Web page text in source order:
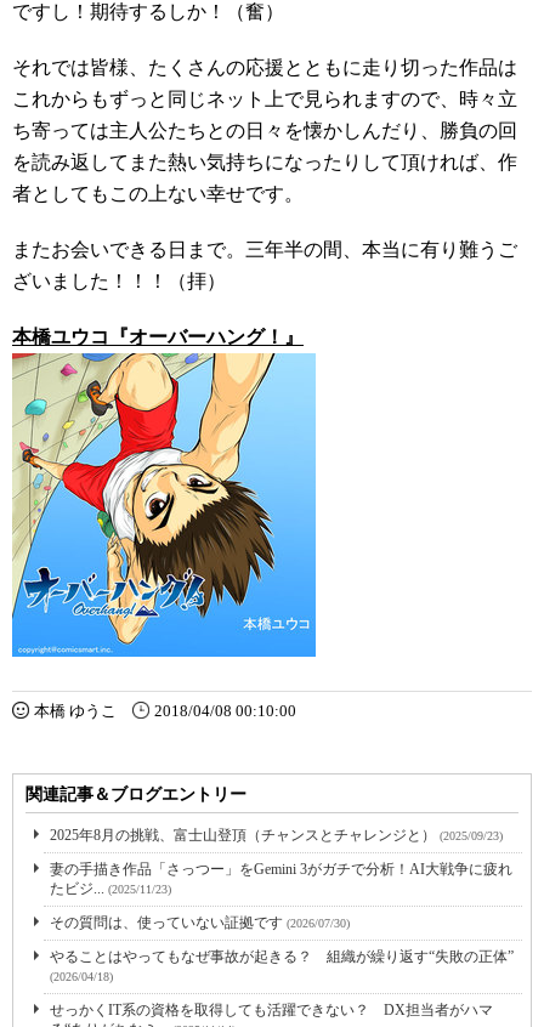
ですし！期待するしか！（奮）
それでは皆様、たくさんの応援とともに走り切った作品は
これからもずっと同じネット上で見られますので、時々立
ち寄っては主人公たちとの日々を懐かしんだり、勝負の回
を読み返してまた熱い気持ちになったりして頂ければ、作
者としてもこの上ない幸せです。
またお会いできる日まで。三年半の間、本当に有り難うご
ざいました！！！（拝）
本橋ユウコ『オーバーハング！』
本橋 ゆうこ 2018/04/08 00:10:00
関連記事＆ブログエントリー
2025年8月の挑戦、富士山登頂（チャンスとチャレンジと） (2025/09/23)
妻の手描き作品「さっつー」をGemini 3がガチで分析！AI大戦争に疲れ
たビジ... (2025/11/23)
その質問は、使っていない証拠です (2026/07/30)
やることはやってもなぜ事故が起きる？ 組織が繰り返す“失敗の正体”
(2026/04/18)
せっかくIT系の資格を取得しても活躍できない？ DX担当者がハマ